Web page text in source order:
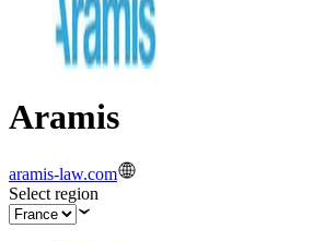
Aramis
aramis-law.com
Select region